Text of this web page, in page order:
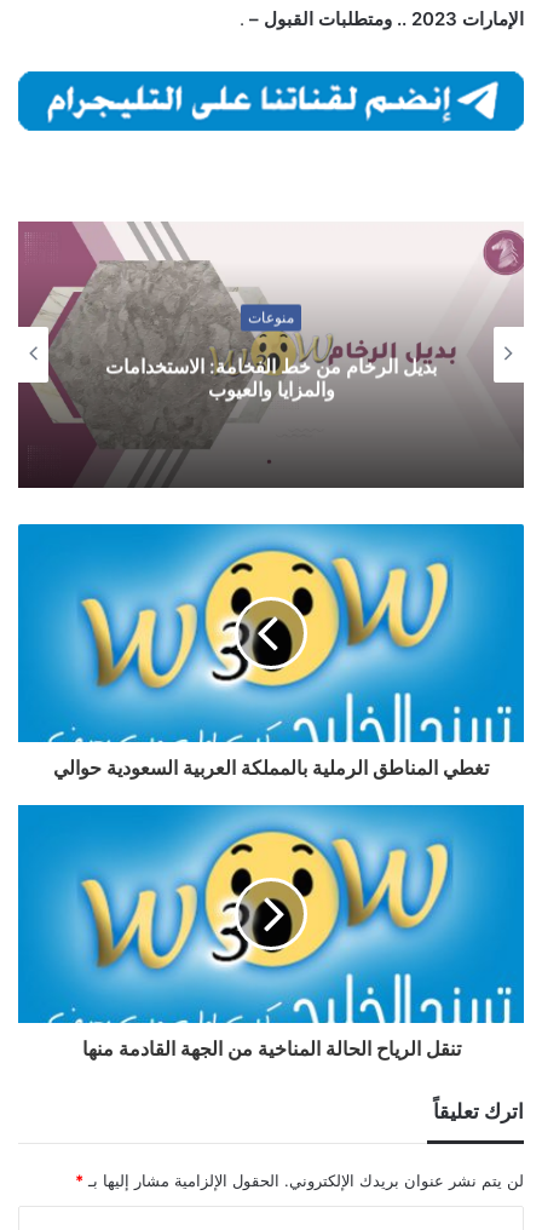
الإمارات 2023 .. ومتطلبات القبول –
.
منوعات
بديل الرخام من خط الفخامة: الاستخدامات
والمزايا والعيوب
تغطي المناطق الرملية بالمملكة العربية السعودية حوالي
تنقل الرياح الحالة المناخية من الجهة القادمة منها
اترك تعليقاً
لن يتم نشر عنوان بريدك الإلكتروني. الحقول الإلزامية مشار إليها بـ *